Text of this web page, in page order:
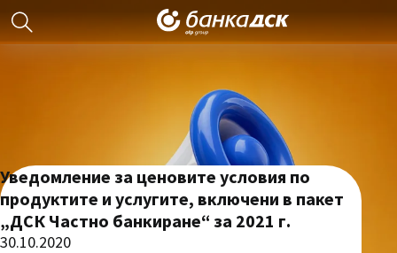
Уведомление за ценовите условия по
продуктите и услугите, включени в пакет
„ДСК Частно банкиране“ за 2021 г.
30.10.2020